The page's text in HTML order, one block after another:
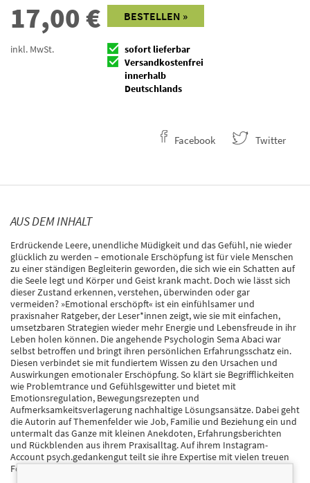
17,00€
inkl. MwSt.
BESTELLEN »
sofort lieferbar
Versandkostenfrei
innerhalb
Deutschlands
Facebook Twitter
AUS DEM INHALT
Erdrückende Leere, unendliche Müdigkeit und das Gefühl, nie wieder
glücklich zu werden – emotionale Erschöpfung ist für viele Menschen
zu einer ständigen Begleiterin geworden, die sich wie ein Schatten auf
die Seele legt und Körper und Geist krank macht. Doch wie lässt sich
dieser Zustand erkennen, verstehen, überwinden oder gar
vermeiden? »Emotional erschöpft« ist ein einfühlsamer und
praxisnaher Ratgeber, der Leser*innen zeigt, wie sie mit einfachen,
umsetzbaren Strategien wieder mehr Energie und Lebensfreude in ihr
Leben holen können. Die angehende Psychologin Sema Abaci war
selbst betroffen und bringt ihren persönlichen Erfahrungsschatz ein.
Diesen verbindet sie mit fundiertem Wissen zu den Ursachen und
Auswirkungen emotionaler Erschöpfung. So klärt sie Begrifflichkeiten
wie Problemtrance und Gefühlsgewitter und bietet mit
Emotionsregulation, Bewegungsrezepten und
Aufmerksamkeitsverlagerung nachhaltige Lösungsansätze. Dabei geht
die Autorin auf Themenfelder wie Job, Familie und Beziehung ein und
untermalt das Ganze mit kleinen Anekdoten, Erfahrungsberichten
und Rückblenden aus ihrem Praxisalltag. Auf ihrem Instagram-
Account psych.gedankengut teilt sie ihre Expertise mit vielen treuen
Follower*innen.